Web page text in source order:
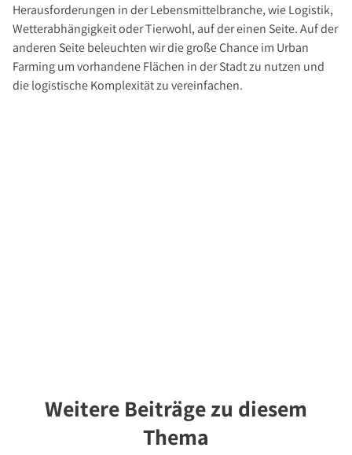
Services
Bauträger / Projektentwickler
Hausverwaltung
Nachlassservice
Herausforderungen in der Lebensmittelbranche, wie Logistik,
Wetterabhängigkeit oder Tierwohl, auf der einen Seite. Auf der
anderen Seite beleuchten wir die große Chance im Urban
Farming um vorhandene Flächen in der Stadt zu nutzen und
die logistische Komplexität zu vereinfachen.
Weitere Beiträge zu diesem
Thema